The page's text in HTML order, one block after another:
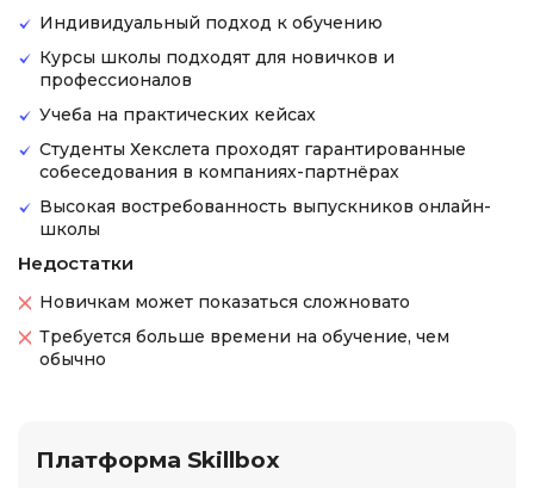
Индивидуальный подход к обучению
Курсы школы подходят для новичков и
профессионалов
Учеба на практических кейсах
Студенты Хекслета проходят гарантированные
собеседования в компаниях-партнёрах
Высокая востребованность выпускников онлайн-
школы
Недостатки
Новичкам может показаться сложновато
Требуется больше времени на обучение, чем
обычно
Платформа Skillbox